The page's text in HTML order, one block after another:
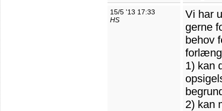
15/5 '13 17:33
HS
Vi har
gerne
behov
1) kan
2) kan